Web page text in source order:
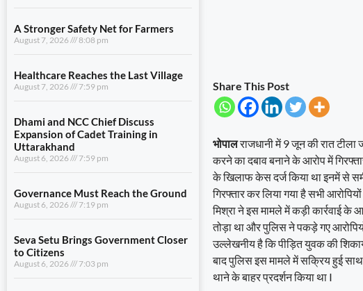
A Stronger Safety Net for Farmers
August 7, 2026 8:08 pm
Healthcare Reaches the Last Village
August 7, 2026 7:59 pm
Dhami and NCC Chief Discuss
Expansion of Cadet Training in
Uttarakhand
August 6, 2026 7:59 pm
Governance Must Reach the Ground
August 6, 2026 7:19 pm
Seva Setu Brings Government Closer
to Citizens
August 6, 2026 7:03 pm
Share This Post
भोपालराजधानी में 9 जून की रात
करने का दबाव बनाने के आरोप में
के खिलाफ केस दर्ज किया था इनमें से
गिरफ्तार कर लिया गया है सभी
मिश्रा ने इस मामले में कड़ी कार्रवाई
तोड़ा था और पुलिस ने पकड़े गए
उल्लेखनीय है कि पीड़ित युवक की
बाद पुलिस इस मामले में सक्रिय हुई साथ
थाने के बाहर प्रदर्शन किया था I